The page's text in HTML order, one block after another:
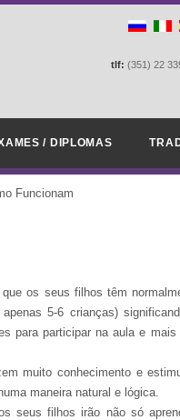
tlf: (351) 22
/ DIPLOMAS
Funcionam
os seus filhos têm
5-6 crianças)
para participar na aula e
muito conhecimento e
maneira natural e lógica.
seus filhos irão não só